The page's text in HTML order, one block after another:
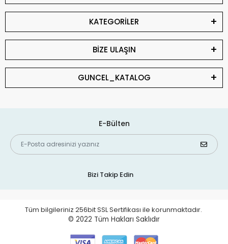
KATEGORİLER
BİZE ULAŞIN
GUNCEL_KATALOG
E-Bülten
Bizi Takip Edin
Tüm bilgileriniz 256bit SSL Sertifikası ile korunmaktadır.
© 2022 Tüm Hakları Saklıdır